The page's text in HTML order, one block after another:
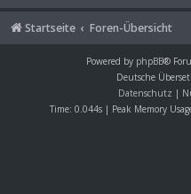
Startseite Foren-Übersicht
Powered by phpBB®
Deutsche
Datenschutz |
Time: 0.044s | Peak Memory